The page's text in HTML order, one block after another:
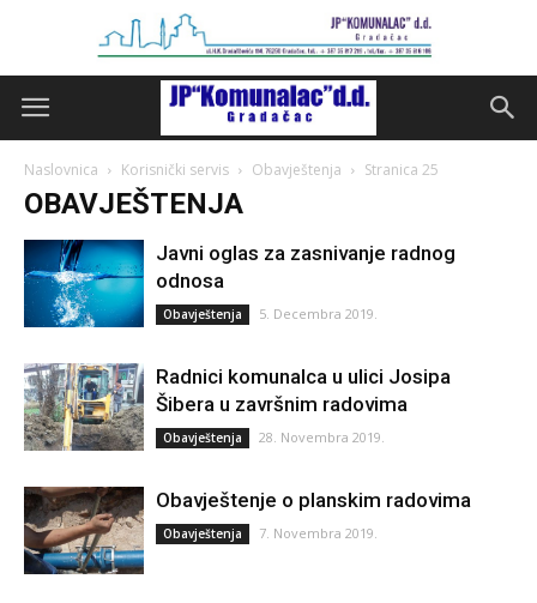
Naslovnica Korisnički servis Obavještenja Stranica 25
OBAVJEŠTENJA
Javni oglas za zasnivanje radnog
odnosa
Obavještenja 5. Decembra 2019.
Radnici komunalca u ulici Josipa
Šibera u završnim radovima
Obavještenja 28. Novembra 2019.
Obavještenje o planskim radovima
Obavještenja 7. Novembra 2019.